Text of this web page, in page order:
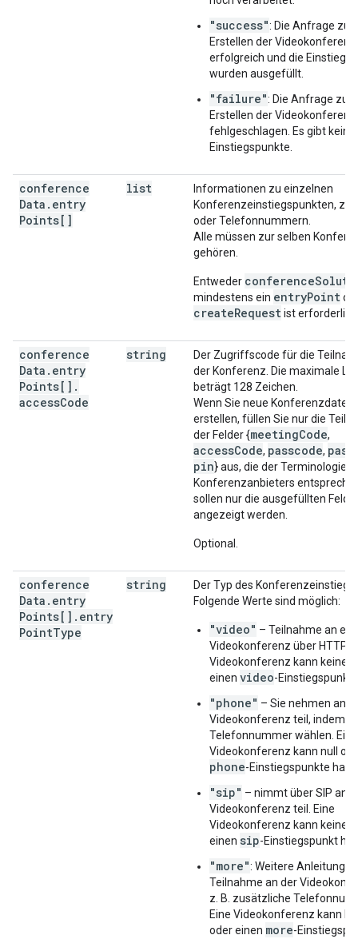
"success": Die Anfrage
Erstellen der
erfolgreich und die
wurden ausgefüllt.
"failure": Die Anfrage zum
Erstellen der
fehlgeschlagen. Es gibt keine
Einstiegspunkte.
conference
Data . entry
Points[]
list
Informationen zu einzelnen
Konferenzeinstiegspunkten, z.
oder Telefonnummern.
Alle müssen zur selben
gehören.
Entweder
mindestens ein entryPoint
createRequestist
conference
Data . entry
Points[] .
accessCode
string
Der Zugriffscode für die
der Konferenz. Die maximale
beträgt 128 Zeichen.
Wenn Sie neue Konferenzdaten
erstellen, füllen Sie nur die
der Felder {meetingCode,
accessCode, passcode,
pin} aus, die der Terminologie
Konferenzanbieters
sollen nur die ausgefüllten
angezeigt werden.
Optional.
conference
Data . entry
Points[] . entry
PointType
string
Der Typ des
Folgende Werte sind möglich:
"video" – Teilnahme an
Videokonferenz über HTTP.
Videokonferenz kann keinen
einen video-Einstiegspunkt
"phone" – Sie nehmen an
Videokonferenz teil, indem
Telefonnummer wählen. Eine
Videokonferenz kann null
phone-Einstiegspunkte
"sip" – nimmt über SIP an
Videokonferenz teil. Eine
Videokonferenz kann keinen
einen sip-Einstiegspunkt
"more": Weitere
Teilnahme an der
z. B. zusätzliche
Eine Videokonferenz kann
oder einen more-